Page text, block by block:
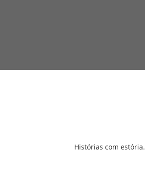
Histórias com estória.